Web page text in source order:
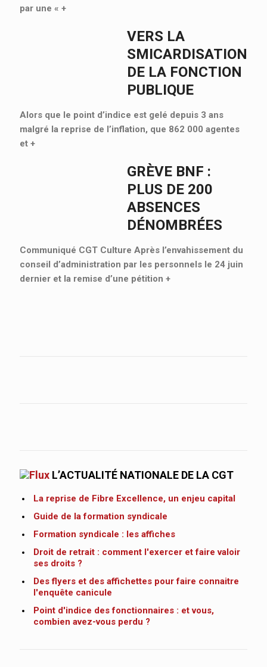
par une « +
VERS LA
SMICARDISATION
DE LA FONCTION
PUBLIQUE
Alors que le point d’indice est gelé depuis 3 ans
malgré la reprise de l’inflation, que 862 000 agentes
et +
GRÈVE BNF :
PLUS DE 200
ABSENCES
DÉNOMBRÉES
Communiqué CGT Culture Après l’envahissement du
conseil d’administration par les personnels le 24 juin
dernier et la remise d’une pétition +
L’ACTUALITÉ NATIONALE DE LA CGT
La reprise de Fibre Excellence, un enjeu capital
Guide de la formation syndicale
Formation syndicale : les affiches
Droit de retrait : comment l'exercer et faire valoir
ses droits ?
Des flyers et des affichettes pour faire connaitre
l'enquête canicule
Point d'indice des fonctionnaires : et vous,
combien avez-vous perdu ?